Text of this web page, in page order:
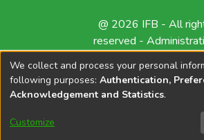
@ 2026 IFB - All
reserved -
We collect and process your personal
following purposes: Authentication,
Acknowledgement and Statistics.
Customize